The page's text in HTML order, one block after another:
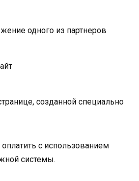
одного из партнеров
созданной специально
с использованием
системы.